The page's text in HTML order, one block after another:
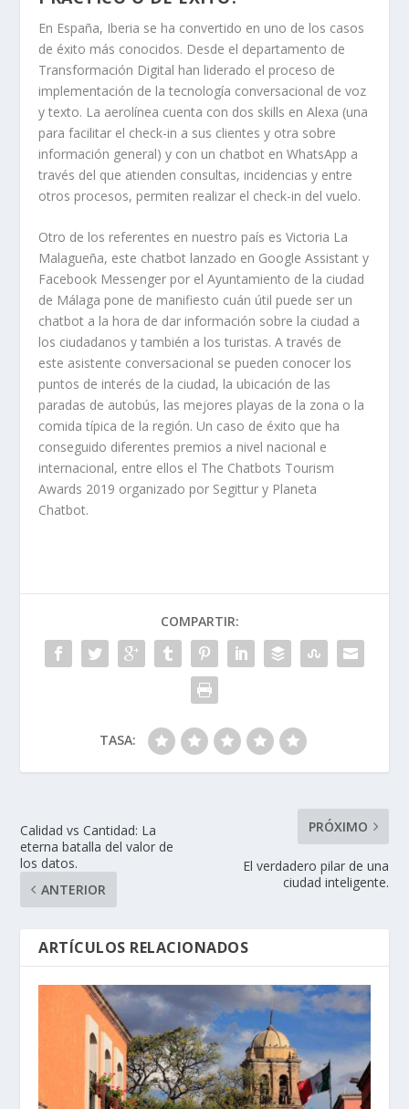
En España, Iberia se ha convertido en uno de los casos
de éxito más conocidos. Desde el departamento de
Transformación Digital han liderado el proceso de
implementación de la tecnología conversacional de voz
y texto. La aerolínea cuenta con dos skills en Alexa (una
para facilitar el check-in a sus clientes y otra sobre
información general) y con un chatbot en WhatsApp a
través del que atienden consultas, incidencias y entre
otros procesos, permiten realizar el check-in del vuelo.
Otro de los referentes en nuestro país es Victoria La
Malagueña, este chatbot lanzado en Google Assistant y
Facebook Messenger por el Ayuntamiento de la ciudad
de Málaga pone de manifiesto cuán útil puede ser un
chatbot a la hora de dar información sobre la ciudad a
los ciudadanos y también a los turistas. A través de
este asistente conversacional se pueden conocer los
puntos de interés de la ciudad, la ubicación de las
paradas de autobús, las mejores playas de la zona o la
comida típica de la región. Un caso de éxito que ha
conseguido diferentes premios a nivel nacional e
internacional, entre ellos el The Chatbots Tourism
Awards 2019 organizado por Segittur y Planeta
Chatbot.
COMPARTIR:
TASA:
Calidad vs Cantidad: La
eterna batalla del valor de
los datos.
ANTERIOR
PRÓXIMO
El verdadero pilar de una
ciudad inteligente.
ARTÍCULOS RELACIONADOS